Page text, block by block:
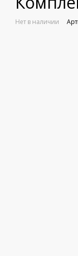
Нет в наличии